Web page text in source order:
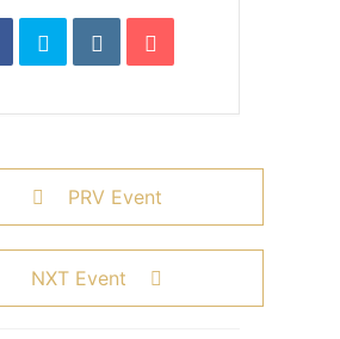
PRV Event
NXT Event